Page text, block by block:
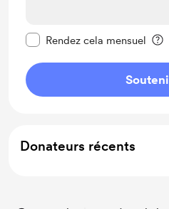
Rendez cela mensuel
Donateurs récents